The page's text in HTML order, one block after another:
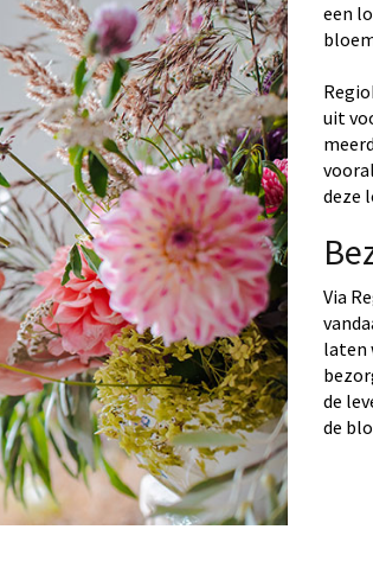
een
uit
deze
Via
laten
de
de